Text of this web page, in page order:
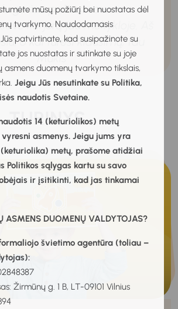
mūsų požiūrį bei nuostatas dėl
tvarkymo. Naudodamasis
patvirtinate, kad susipažinote su
jos nuostatas ir sutinkate su joje
asmens duomenų tvarkymo tikslais,
Jeigu Jūs nesutinkate su Politika,
naudotis Svetaine.
14 (keturiolikos) metų
asmenys. Jeigu jums yra
metų, prašome atidžiai
Politikos sąlygas kartu su savo
ir įsitikinti, kad jas tinkamai
ASMENS DUOMENŲ VALDYTOJAS?
švietimo agentūra (toliau –
Žirmūnų g. 1 B, LT-09101 Vilnius
geriau pažinsi save ir
karjerą jau mokykloje. Aš
o kai turėsi klausimų, tau
KlaustiMukis
TURINYS